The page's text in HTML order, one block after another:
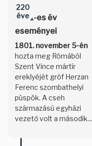
220
éve
1801-es év
eseményei
1801. november 5-én
hozta meg Rómából
Szent Vince mártír
ereklyéjét gróf Herzan
Ferenc szombathelyi
püspök. A cseh
származású egyházi
vezető volt a második...